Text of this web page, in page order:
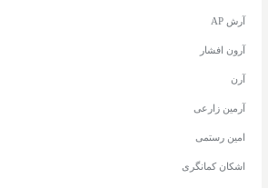
آرش AP
آرون افشار
آرن
آرمین زارعی
امین رستمی
اشکان کمانگری